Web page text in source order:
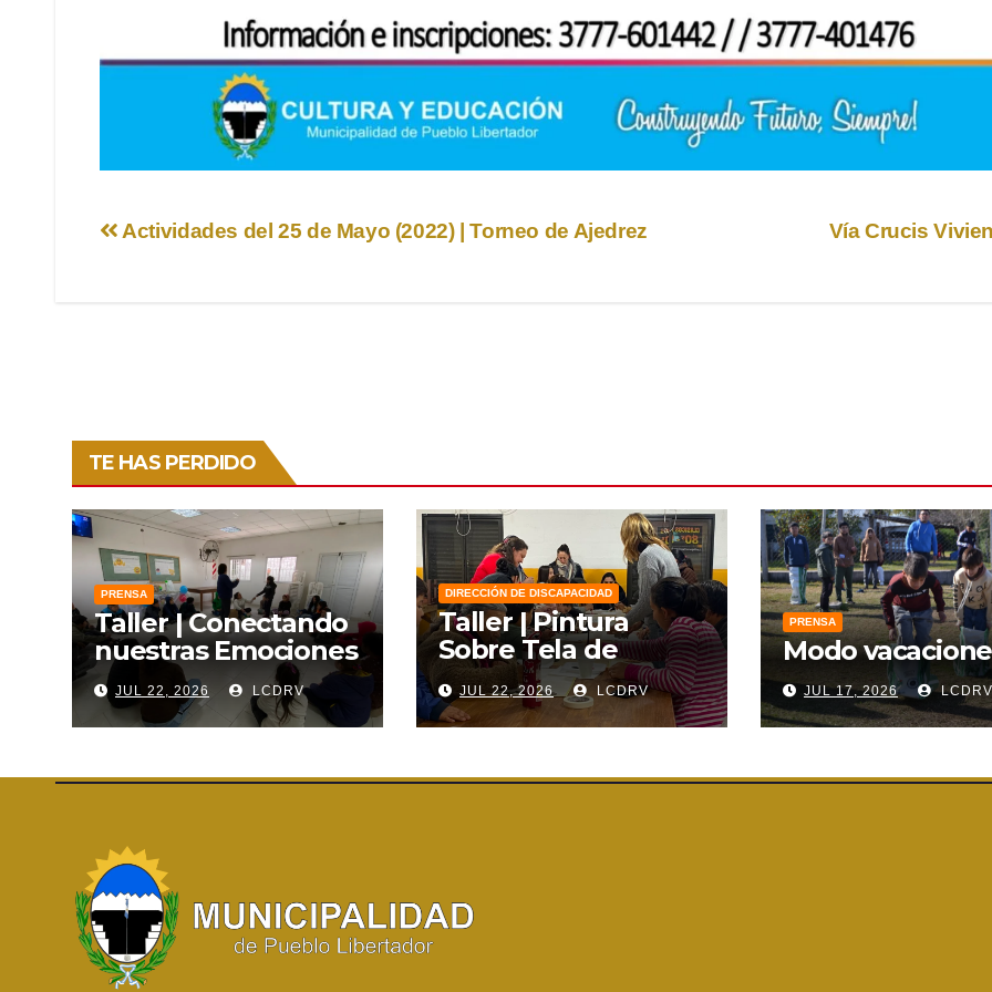
Navegación
Vía Crucis
Actividades del 25 de Mayo (2022) | Torneo de Ajedrez
TE HAS PERDIDO
PRENSA
Taller | Conectando
nuestras Emociones
JUL 22, 2026 LCDRV
DIRECCIÓN DE DISCAPACIDAD
Taller | Pintura
Sobre Tela de
Lienzo
JUL 22, 2026 LCDRV
PRENSA
Modo
JUL 17, 2026 LCDRV